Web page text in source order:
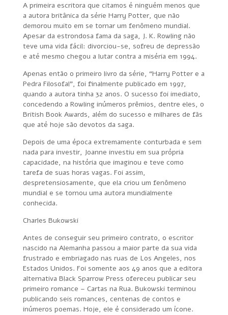
A primeira escritora que citamos é ninguém menos que
a autora britânica da série Harry Potter, que não
demorou muito em se tornar um fenômeno mundial.
Apesar da estrondosa fama da saga, J. K. Rowling não
teve uma vida fácil: divorciou-se, sofreu de depressão
e até mesmo chegou a lutar contra a miséria em 1994.
Apenas então o primeiro livro da série, “Harry Potter e a
Pedra Filosofal”, foi finalmente publicado em 1997,
quando a autora tinha 32 anos. O sucesso foi imediato,
concedendo a Rowling inúmeros prêmios, dentre eles, o
British Book Awards, além do sucesso e milhares de fãs
que até hoje são devotos da saga.
Depois de uma época extremamente conturbada e sem
nada para investir, Joanne investiu em sua própria
capacidade, na história que imaginou e teve como
tarefa de suas horas vagas. Foi assim,
despretensiosamente, que ela criou um fenômeno
mundial e se tornou uma autora mundialmente
conhecida.
Charles Bukowski
Antes de conseguir seu primeiro contrato, o escritor
nascido na Alemanha passou a maior parte da sua vida
frustrado e embriagado nas ruas de Los Angeles, nos
Estados Unidos. Foi somente aos 49 anos que a editora
alternativa Black Sparrow Press ofereceu publicar seu
primeiro romance – Cartas na Rua. Bukowski terminou
publicando seis romances, centenas de contos e
inúmeros poemas. Hoje, ele é considerado um ícone.